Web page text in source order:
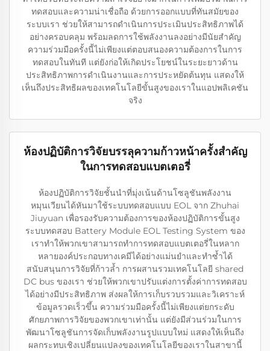
ทดสอบและความน่าเชื่อถือ ด้วยการออกแบบที่ทันสมัยของ
ระบบเรา ช่วยให้สามารถดำเนินการประเมินประสิทธิภาพได้
อย่างครอบคลุม พร้อมลดการใช้พลังงานลงอย่างมีนัยสำคัญ
ความร่วมมือครั้งนี้ไม่เพียงแต่ตอบสนองความต้องการในการ
ทดสอบในทันที แต่ยังก่อให้เกิดประโยชน์ในระยะยาวด้าน
ประสิทธิภาพการดำเนินงานและการประหยัดต้นทุน แสดงให้
เห็นถึงประสิทธิผลของเทคโนโลยีขั้นสูงของเราในแอปพลิเคชัน
จริง
ห้องปฏิบัติการวิจัยบรรลุความก้าวหน้าครั้งสำคัญ
ในการทดสอบแบตเตอรี่
ห้องปฏิบัติการวิจัยชั้นนำที่มุ่งเน้นด้านโซลูชันพลังงาน
หมุนเวียนได้หันมาใช้ระบบทดสอบแบบ EOL จาก Zhuhai
Jiuyuan เพื่อรองรับความต้องการของห้องปฏิบัติการขั้นสูง
ระบบทดสอบ Battery Module EOL Testing System ของ
เราทำให้พวกเขาสามารถทำการทดสอบแบตเตอรี่ในหลาก
หลายองค์ประกอบทางเคมีได้อย่างแม่นยำและทำซ้ำได้
สนับสนุนการวิจัยที่ก้าวล้ำ การผสานรวมเทคโนโลยี shared
DC bus ของเรา ช่วยให้พวกเขาปรับแต่งการตั้งค่าการทดสอบ
ได้อย่างมีประสิทธิภาพ ส่งผลให้การเก็บรวบรวมและวิเคราะห์
ข้อมูลรวดเร็วขึ้น ความร่วมมือครั้งนี้ไม่เพียงแต่ยกระดับ
ศักยภาพการวิจัยของพวกเขาเท่านั้น แต่ยังมีส่วนร่วมในการ
พัฒนาโซลูชันการจัดเก็บพลังงานรูปแบบใหม่ แสดงให้เห็นถึง
ผลกระทบเชิงเปลี่ยนแปลงของเทคโนโลยีของเราในสาขานี้